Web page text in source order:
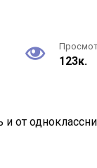
123к.
от